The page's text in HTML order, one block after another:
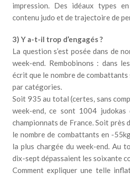
impression. Des idéaux types
contenu judo et de trajectoire de
3) Y a-t-il trop d’engagés ?
La question s’est posée dans de
week-end. Rembobinons : dans
écrit que le nombre de combattants
par catégories.
Soit 935 au total (certes, sans
week-end, ce sont 1004
championnats de France. Soit près
le nombre de combattants en -
la plus chargée du week-end. Au
dix-sept dépassaient les soixante
Comment expliquer une telle